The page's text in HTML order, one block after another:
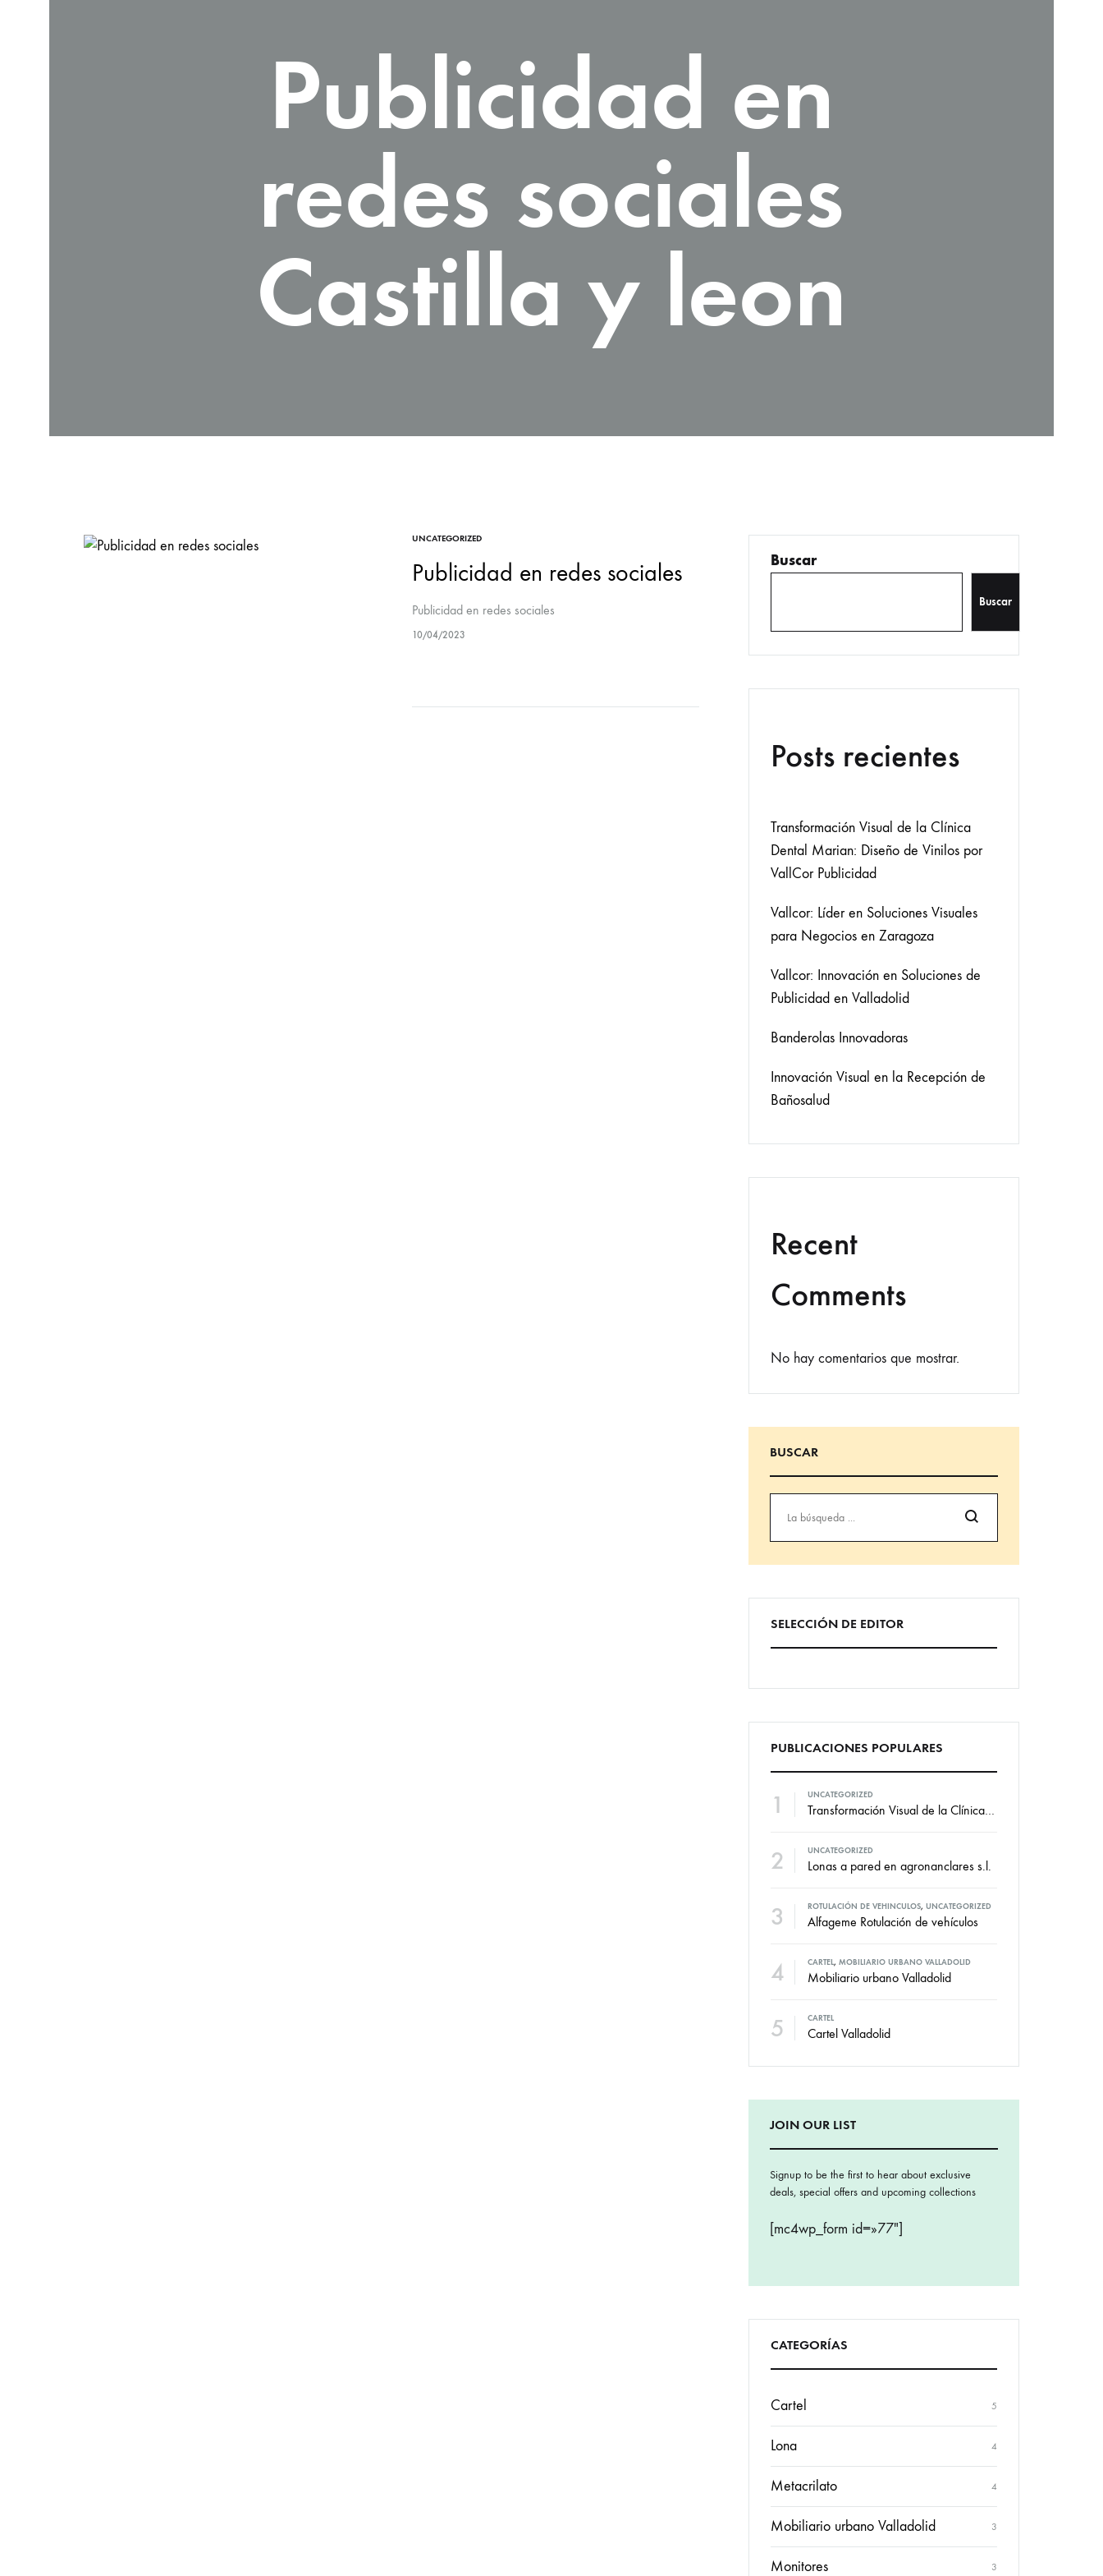
Publicidad en
redes sociales
Castilla y leon
UNCATEGORIZED
Publicidad en redes sociales
Publicidad en redes sociales
10/04/2023
Buscar
Buscar
Posts recientes
Transformación Visual de la Clínica
Dental Marian: Diseño de Vinilos por
VallCor Publicidad
Vallcor: Líder en Soluciones Visuales
para Negocios en Zaragoza
Vallcor: Innovación en Soluciones de
Publicidad en Valladolid
Banderolas Innovadoras
Innovación Visual en la Recepción de
Bañosalud
Recent
Comments
No hay comentarios que mostrar.
BUSCAR
Búsqueda
SELECCIÓN DE EDITOR
PUBLICACIONES POPULARES
1 UNCATEGORIZED
Transformación Visual de la Clínica Dental Marian: Diseño de Vinilos por VallCor Publicidad
2 UNCATEGORIZED
Lonas a pared en agronanclares s.l.
3 ROTULACIÓN DE VEHINCULOS, UNCATEGORIZED
Alfageme Rotulación de vehículos
4 CARTEL, MOBILIARIO URBANO VALLADOLID
Mobiliario urbano Valladolid
5 CARTEL
Cartel Valladolid
JOIN OUR LIST
Signup to be the first to hear about exclusive
deals, special offers and upcoming collections
[mc4wp_form id=»77″]
CATEGORÍAS
Cartel 5
Lona 4
Metacrilato 4
Mobiliario urbano Valladolid 3
Monitores 3